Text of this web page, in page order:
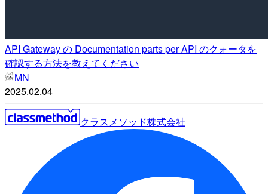
API Gateway の Documentation parts per API のクォータを
確認する方法を教えてください
MN
2025.02.04
クラスメソッド株式会社